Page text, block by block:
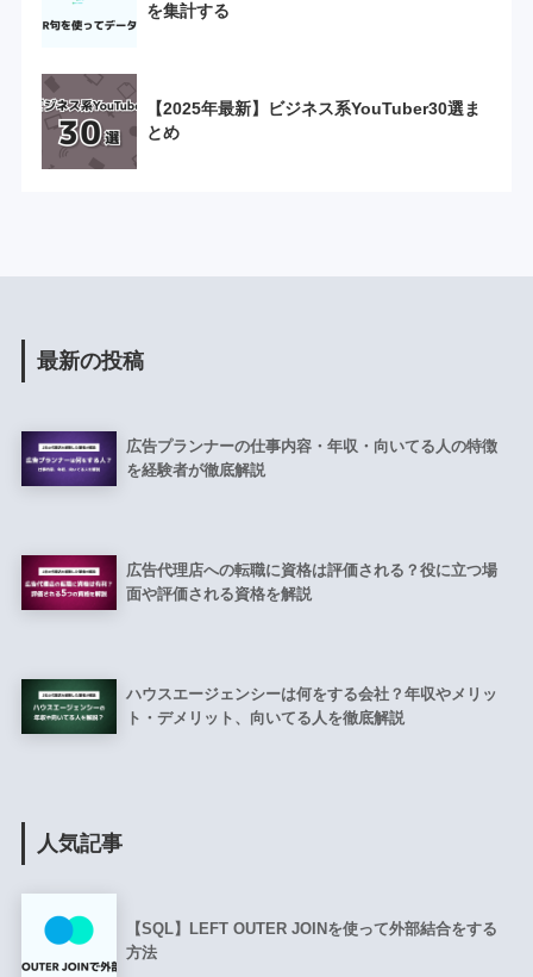
を集計する
【2025年最新】ビジネス系YouTuber30選ま
とめ
最新の投稿
広告プランナーの仕事内容・年収・向いてる人の特徴
を経験者が徹底解説
広告代理店への転職に資格は評価される？役に立つ場
面や評価される資格を解説
ハウスエージェンシーは何をする会社？年収やメリッ
ト・デメリット、向いてる人を徹底解説
人気記事
【SQL】LEFT OUTER JOINを使って外部結合をする
方法